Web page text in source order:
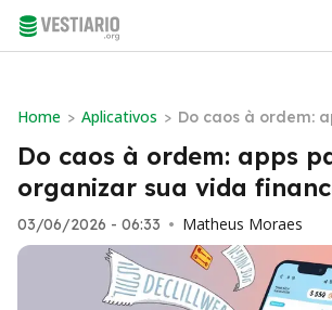
Home > Aplicativos > Do caos à ordem:
ar sua vida
Do caos à ordem: apps
organizar sua vida
03/06/2026 - 06:33 • Matheus Moraes